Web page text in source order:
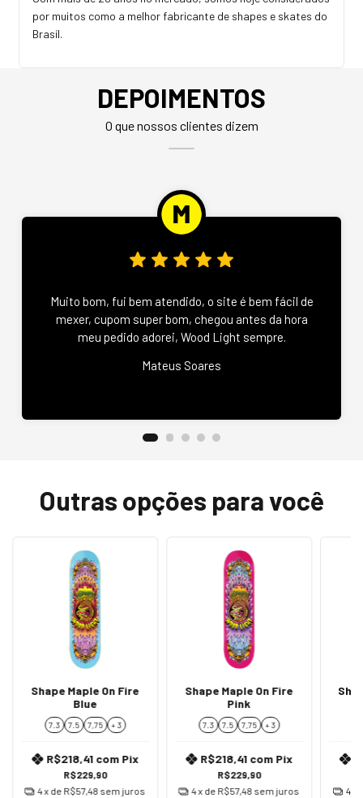
por muitos como a melhor fabricante de shapes e skates do
Brasil.
DEPOIMENTOS
O que nossos clientes dizem
Muito bom, fui bem atendido, o site é bem fácil de
mexer, cupom super bom, chegou antes da hora
meu pedido adorei, Wood Light sempre.
Mateus Soares
Outras opções para você
Shape Maple On Fire
Blue
7.3 7.5 7,75 + 3
R$229,90
R$218,41 com Pix
4x de R$57,48 sem juros
Shape Maple On Fire
Pink
7.3 7.5 7,75 + 3
R$229,90
R$218,41 com Pix
4x de R$57,48 sem juros 4